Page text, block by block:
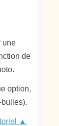
une
de
option,
bulles).
▲